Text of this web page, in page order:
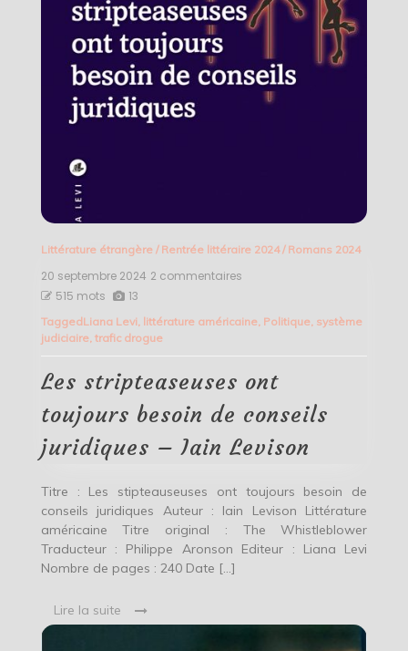
Littérature étrangère/ Rentrée littéraire 2024/ Romans 2024
20 septembre 2024 2 commentaires
ont
de
conseils
juridiques
–
Iain
Levison
515 mots 13
TaggedLiana Levi, littérature américaine, Politique, système
judiciaire, trafic drogue
Les stripteaseuses ont
toujours besoin de conseils
juridiques – Iain Levison
Titre : Les stipteauseuses ont toujours besoin de
conseils juridiques Auteur : Iain Levison Littérature
américaine Titre original : The Whistleblower
Traducteur : Philippe Aronson Editeur : Liana Levi
Nombre de pages : 240 Date […]
Lire la suite